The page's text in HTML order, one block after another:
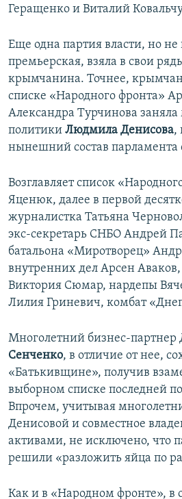
Геращенко и Виталий
Еще одна партия власти, но не
премьерская, взяла в свои
крымчанина. Точнее,
списке «Народного фронта»
Александра Турчинова
политики Людмила Денисова,
нынешний состав
Возглавляет список
Яценюк, далее в первой
журналистка Татьяна
экс-секретарь СНБО Андрей
батальона «Миротворец»
внутренних дел Арсен
Виктория Сюмар, нардепы
Лилия Гриневич, комбат
Многолетний бизнес-партнер
Сенченко, в отличие от нее,
«Батькивщине», получив
выборном списке последней
Впрочем, учитывая
Денисовой и совместное
активами, не исключено, что
решили «разложить яйца по
Как и в «Народном фронте», в